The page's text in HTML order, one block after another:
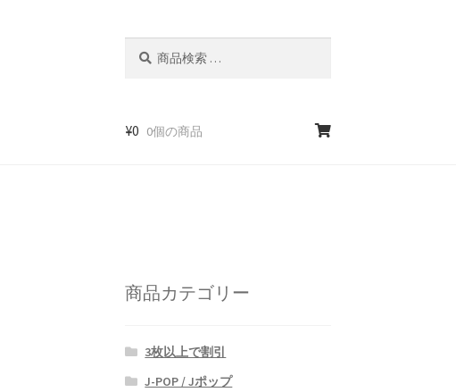
¥0 0個の商品
商品カテゴリー
3枚以上で割引
J-POP / Jポップ